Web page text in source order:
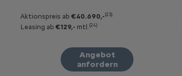
Aktionspreis ab €40.690,-(23)
Leasing ab €129,- mtl. (24)
Angebot
anfordern